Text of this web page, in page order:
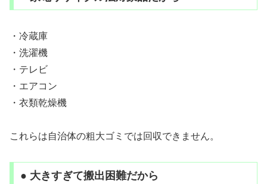
・冷蔵庫
・洗濯機
・テレビ
・エアコン
・衣類乾燥機
これらは自治体の粗大ゴミでは回収できません。
● 大きすぎて搬出困難だから